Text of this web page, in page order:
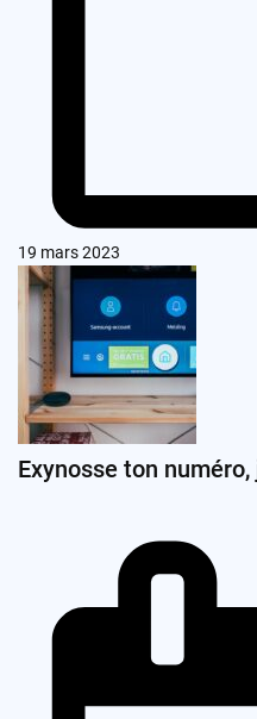
19 mars 2023
Exynosse ton numéro,